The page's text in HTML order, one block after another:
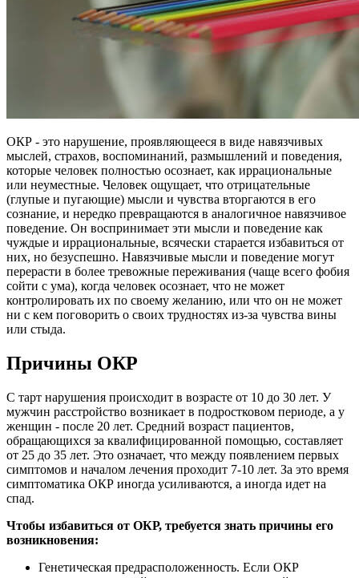
ОКР - это нарушение, проявляющееся в виде навязчивых
мыслей, страхов, воспоминаний, размышлений и поведения,
которые человек полностью осознает, как иррациональные
или неуместные. Человек ощущает, что отрицательные
(глупые и пугающие) мысли и чувства вторгаются в его
сознание, и нередко превращаются в аналогичное навязчивое
поведение. Он воспринимает эти мысли и поведение как
чуждые и иррациональные, всячески старается избавиться от
них, но безуспешно. Навязчивые мысли и поведение могут
перерасти в более тревожные переживания (чаще всего фобия
сойти с ума), когда человек осознает, что не может
контролировать их по своему желанию, или что он не может
ни с кем поговорить о своих трудностях из-за чувства вины
или стыда.
Причины ОКР
С тарт нарушения происходит в возрасте от 10 до 30 лет. У
мужчин расстройство возникает в подростковом периоде, а у
женщин - после 20 лет. Средний возраст пациентов,
обращающихся за квалифицированной помощью, составляет
от 25 до 35 лет. Это означает, что между появлением первых
симптомов и началом лечения проходит 7-10 лет. За это время
симптоматика ОКР иногда усиливаются, а иногда идет на
спад.
Чтобы избавиться от ОКР, требуется знать причины его
возникновения:
Генетическая предрасположенность. Если ОКР